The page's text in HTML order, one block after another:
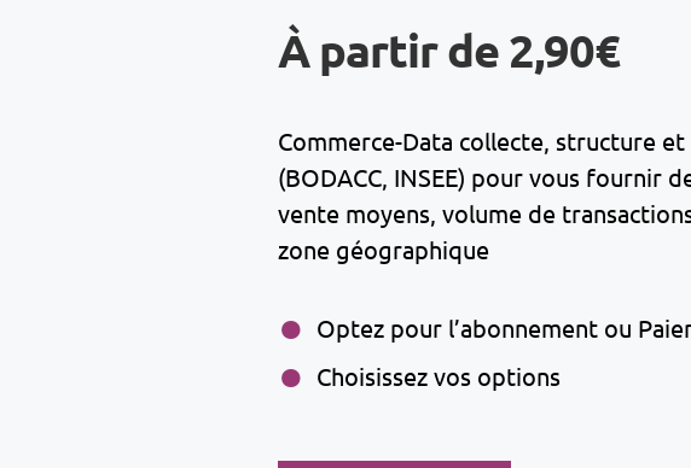
À partir de 2,90€
Commerce-Data collecte, structure
(BODACC, INSEE) pour vous fournir
vente moyens, volume de
zone géographique
Optez pour l’abonnement ou
Choisissez vos options